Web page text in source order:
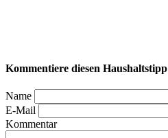
Kommentiere diesen Haushaltstipp
Name
E-Mail
Kommentar